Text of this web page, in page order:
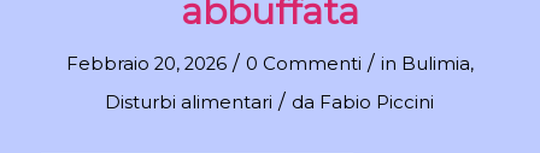
abbuffata
Febbraio 20, 2026 / 0 Commenti / in Bulimia,
Disturbi alimentari / da Fabio Piccini